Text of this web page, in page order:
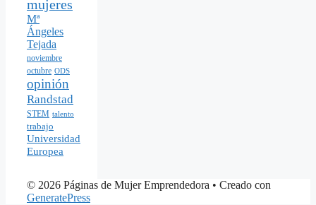
mujeres
Mª
Ángeles
Tejada
noviembre
octubre ODS
opinión
Randstad
STEM talento
trabajo
Universidad
Europea
© 2026 Páginas de Mujer Emprendedora • Creado con
GeneratePress